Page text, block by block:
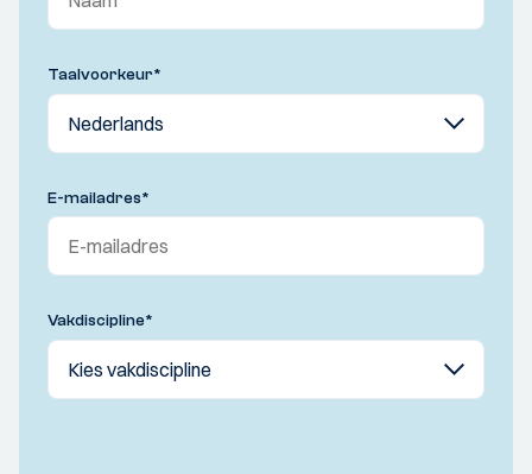
Taalvoorkeur*
E-mailadres*
Vakdiscipline*